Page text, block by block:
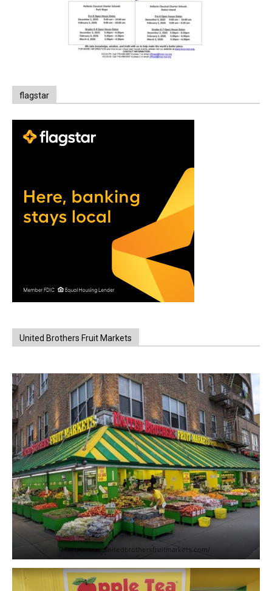
flagstar
United Brothers Fruit Markets
https://www.unitedbrothersfruitmarkets.com/